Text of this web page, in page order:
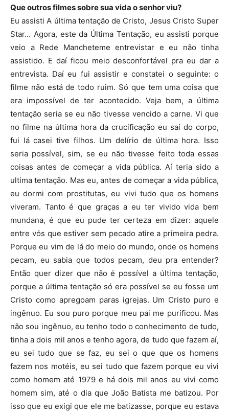
Que outros filmes sobre sua vida o senhor viu?
Eu assisti A última tentação de Cristo, Jesus Cristo Super
Star… Agora, este da Última Tentação, eu assisti porque
veio a Rede Mancheteme entrevistar e eu não tinha
assistido. E daí ficou meio desconfortável pra eu dar a
entrevista. Daí eu fui assistir e constatei o seguinte: o
filme não está de todo ruim. Só que tem uma coisa que
era impossível de ter acontecido. Veja bem, a última
tentação seria se eu não tivesse vencido a carne. Vi que
no filme na última hora da crucificação eu saí do corpo,
fui lá casei tive filhos. Um delírio de última hora. Isso
seria possível, sim, se eu não tivesse feito toda essas
coisas antes de começar a vida pública. Aí teria sido a
ultima tentação. Mas eu, antes de começar a vida pública,
eu dormi com prostitutas, eu vivi tudo que os homens
viveram. Tanto é que graças a eu ter vivido vida bem
mundana, é que eu pude ter certeza em dizer: aquele
entre vós que estiver sem pecado atire a primeira pedra.
Porque eu vim de lá do meio do mundo, onde os homens
pecam, eu sabia que todos pecam, deu pra entender?
Então quer dizer que não é possível a última tentação,
porque a última tentação só era possível se eu fosse um
Cristo como apregoam paras igrejas. Um Cristo puro e
ingênuo. Eu sou puro porque meu pai me purificou. Mas
não sou ingênuo, eu tenho todo o conhecimento de tudo,
tinha a dois mil anos e tenho agora, de tudo que fazem aí,
eu sei tudo que se faz, eu sei o que que os homens
fazem nos motéis, eu sei tudo que fazem porque eu vivi
como homem até 1979 e há dois mil anos eu vivi como
homem sim, até o dia que João Batista me batizou. Por
isso que eu exigi que ele me batizasse, porque eu estava